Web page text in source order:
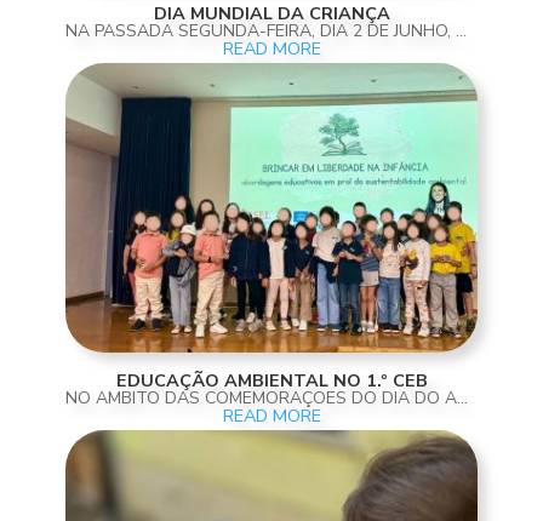
DIA MUNDIAL DA CRIANÇA
NA PASSADA SEGUNDA-FEIRA, DIA 2 DE JUNHO, O COLÉGIO DE ALFRAGIDE ENCHEU-SE DE ALEGRIA, ENERGIA E ESPÍRITO DE AVENTURA PARA CELEBRAR O QUE DE MELHOR EXISTE NA INFÂNCIA: A FELICIDADE DE SER CRIANÇA! FOI UM DIA PENSADO AO PORMENOR PARA PROPORCIONAR EXPERIÊNCIAS...
READ MORE
EDUCAÇÃO AMBIENTAL NO 1.º CEB
NO ÂMBITO DAS COMEMORAÇÕES DO DIA DO AMBIENTE, OS ALUNOS E ALUNAS DO 1.º CICLO DO ENSINO BÁSICO PARTICIPARAM NUMA ATIVIDADE EDUCATIVA E VERDADEIRAMENTE INSPIRADORA, PROMOVIDA PELA ESCOLA SUPERIOR DE EDUCAÇÃO DA LUSOFONIA (ESEL). COM OS OLHOS ATENTOS E A...
READ MORE